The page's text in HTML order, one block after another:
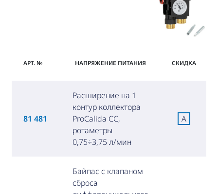
АРТ. № НАПРЯЖЕНИЕ ПИТАНИЯ СКИДКА
81 481
Расширение на 1
контур коллектора
ProCalida CC,
ротаметры
0,75÷3,75 л/мин
A
Байпас с клапаном
сброса